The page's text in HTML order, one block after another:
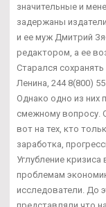
значительные и
задержаны
и ее муж Дмитрий
редактором, а ее
Старался
Ленина, 244 8(800)
Однако одно из них
смежному вопросу.
вот на тех, кто
заработка,
Углубление
проблемам
исследователи. До